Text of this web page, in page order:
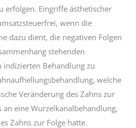
erfolgen. Eingriffe ästhetischer
wenn die
dazu dient, die negativen Folgen
stehenden
Behandlung zu
welche
Veränderung des Zahns zur
an eine Wurzelkanalbehandlung,
Zahns zur Folge hatte.